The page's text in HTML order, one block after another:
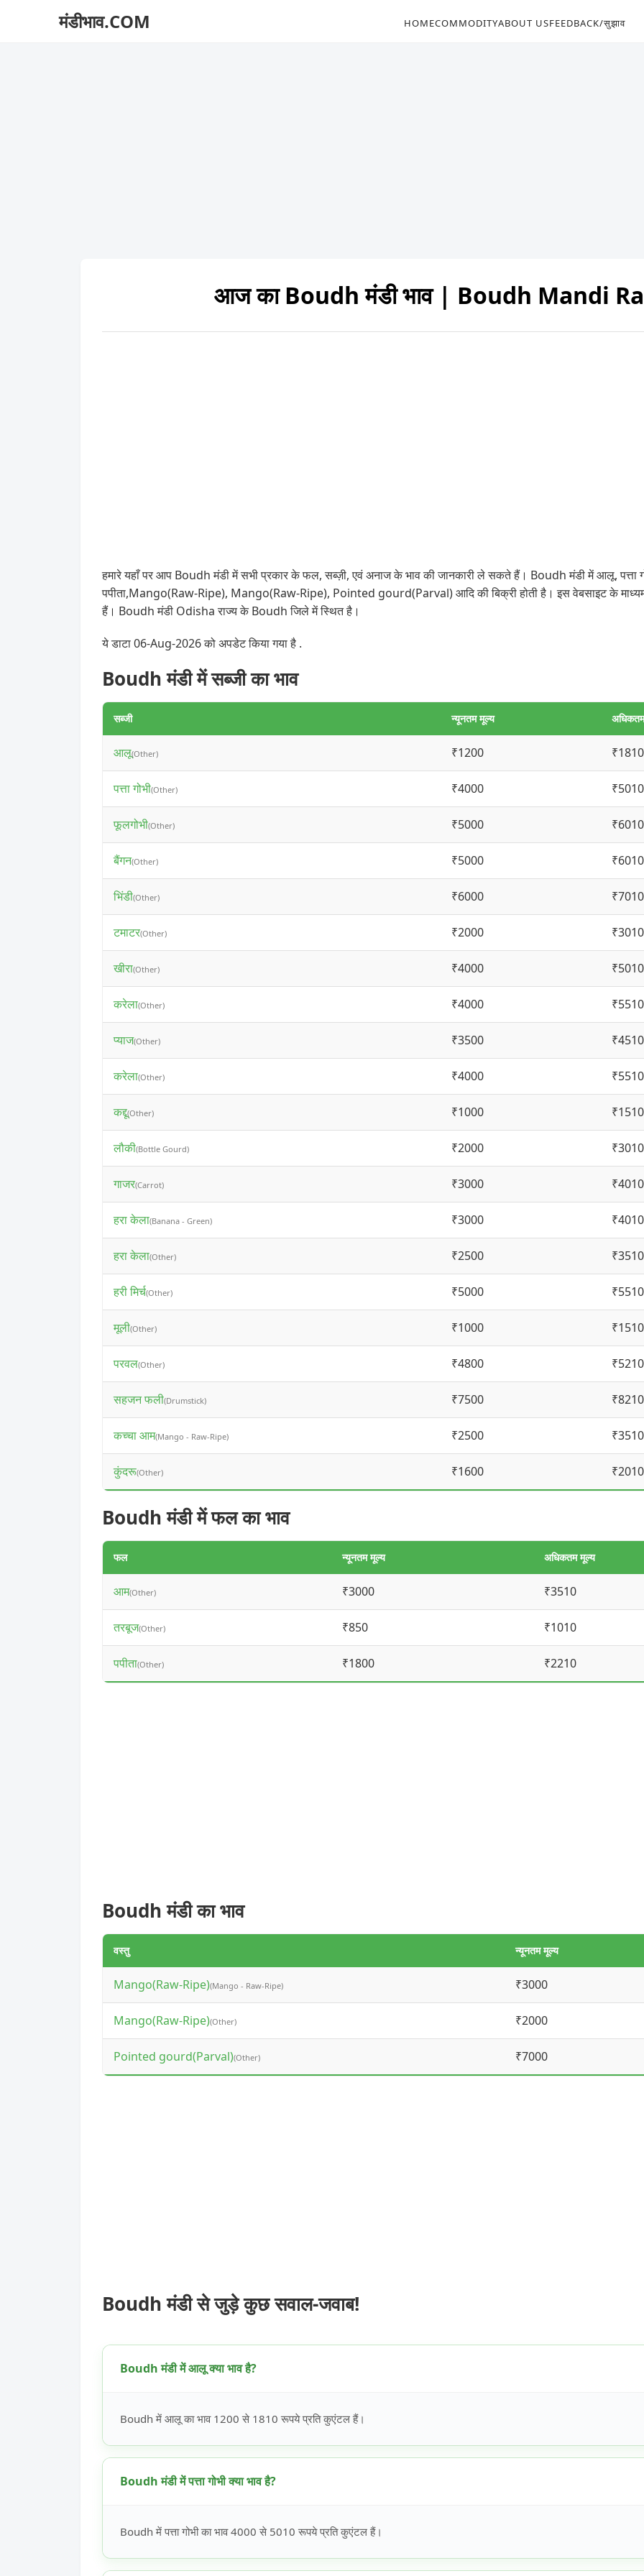
मंडीभाव.COM HOMECOMMODITYABOUT USFEEDBACK/सुझाव
आज का Boudh मंडी भाव | Boudh Mandi
हमारे यहाँ पर आप Boudh मंडी में सभी प्रकार के फल, सब्ज़ी, एवं अनाज के भाव की जानकारी ले सकते हैं। Boudh मंडी में आलू, पत्ता
पपीता,Mango(Raw-Ripe), Mango(Raw-Ripe), Pointed gourd(Parval) आदि की बिक्री होती है। इस वेबसाइट के
हैं। Boudh मंडी Odisha राज्य के Boudh जिले में स्थित है।
ये डाटा 06-Aug-2026 को अपडेट किया गया है .
Boudh मंडी में सब्जी का भाव
सब्जी न्यूनतम मूल्य
आलू(Other) ₹1200 ₹1810
पत्ता गोभी(Other) ₹4000 ₹5010
फूलगोभी(Other) ₹5000 ₹6010
बैंगन(Other) ₹5000 ₹6010
भिंडी(Other) ₹6000 ₹7010
टमाटर(Other) ₹2000 ₹3010
खीरा(Other) ₹4000 ₹5010
करेला(Other) ₹4000 ₹5510
प्याज(Other) ₹3500 ₹4510
करेला(Other) ₹4000 ₹5510
कद्दू(Other) ₹1000 ₹1510
लौकी(Bottle Gourd) ₹2000 ₹3010
गाजर(Carrot) ₹3000 ₹4010
हरा केला(Banana - Green) ₹3000 ₹4010
हरा केला(Other) ₹2500 ₹3510
हरी मिर्च(Other) ₹5000 ₹5510
मूली(Other) ₹1000 ₹1510
परवल(Other) ₹4800 ₹5210
सहजन फली(Drumstick) ₹7500 ₹8210
कच्चा आम(Mango - Raw-Ripe) ₹2500 ₹3510
कुंदरू(Other) ₹1600 ₹2010
Boudh मंडी में फल का भाव
फल न्यूनतम मूल्य अधिकतम मूल्य
आम(Other) ₹3000 ₹3510
तरबूज(Other) ₹850 ₹1010
पपीता(Other) ₹1800 ₹2210
Boudh मंडी का भाव
वस्तु न्यूनतम मूल्य
Mango(Raw-Ripe)(Mango - Raw-Ripe) ₹3000
Mango(Raw-Ripe)(Other) ₹2000
Pointed gourd(Parval)(Other) ₹7000
Boudh मंडी से जुड़े कुछ सवाल-जवाब!
Boudh मंडी में आलू क्या भाव है?
Boudh में आलू का भाव 1200 से 1810 रूपये प्रति कुएंटल हैं।
Boudh मंडी में पत्ता गोभी क्या भाव है?
Boudh में पत्ता गोभी का भाव 4000 से 5010 रूपये प्रति कुएंटल हैं।